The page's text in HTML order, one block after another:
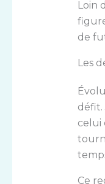
Loin
de
Les
défit.
celui
Ce